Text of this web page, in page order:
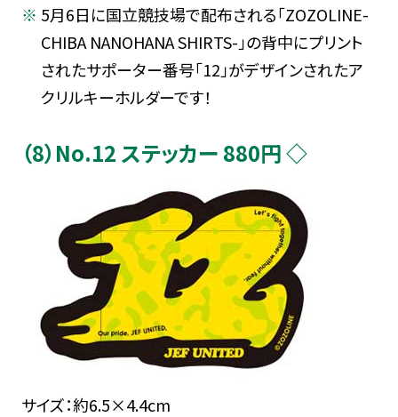
5月6日に国立競技場で配布される「ZOZOLINE-
CHIBA NANOHANA SHIRTS-」の背中にプリント
されたサポーター番号「12」がデザインされたア
クリルキーホルダーです！
（8）No.12 ステッカー 880円 ◇
サイズ：約6.5×4.4cm